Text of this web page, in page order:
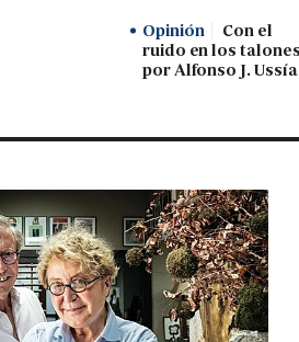
Opinión
Con el
ruido en los
por Alfonso J. Ussía